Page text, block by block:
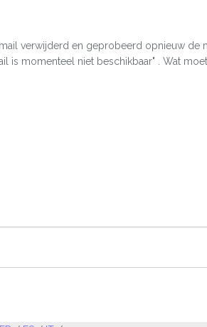
verwijderd en geprobeerd opnieuw de
is momenteel niet beschikbaar" . Wat